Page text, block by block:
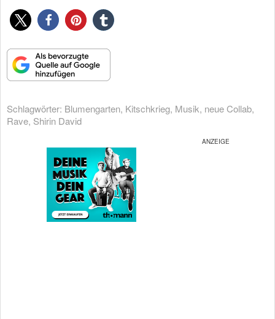
Schlagwörter: Blumengarten, Kitschkrieg, Musik, neue Collab,
Rave, Shirin David